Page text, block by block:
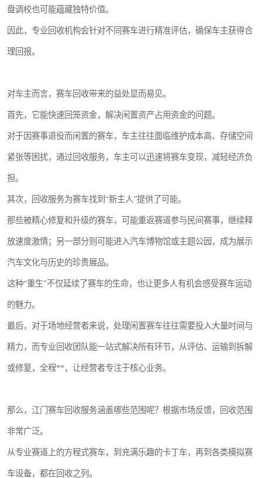
盘调校也可能蕴藏独特价值。
因此，专业回收机构会针对不同赛车进行精准评估，确保车主获得合
理回报。
对车主而言，赛车回收带来的益处显而易见。
首先，它能快速回笼资金，解决闲置资产占用资金的问题。
对于因赛事退役而闲置的赛车，车主往往面临维护成本高、存储空间
紧张等困扰，通过回收服务，车主可以迅速将赛车变现，减轻经济负
担。
其次，回收服务为赛车找到“新主人”提供了可能。
那些被精心修复和升级的赛车，可能重返赛道参与民间赛事，继续释
放速度激情；另一部分则可能进入汽车博物馆或主题公园，成为展示
汽车文化与历史的珍贵展品。
这种“重生”不仅延续了赛车的生命，也让更多人有机会感受赛车运动
的魅力。
最后，对于场地经营者来说，处理闲置赛车往往需要投入大量时间与
精力，而专业回收团队能一站式解决所有环节，从评估、运输到拆解
或修复，全程**，让经营者专注于核心业务。
那么，江门赛车回收服务涵盖哪些范围呢？根据市场反馈，回收范围
非常广泛。
从专业赛道上的方程式赛车，到充满乐趣的卡丁车，再到各类模拟赛
车设备，都在回收之列。